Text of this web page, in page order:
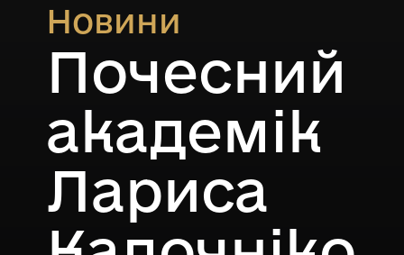
Новини
Почесний
академік
Лариса